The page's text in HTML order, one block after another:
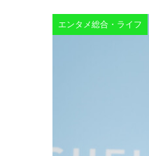
エンタメ総合・ライフ